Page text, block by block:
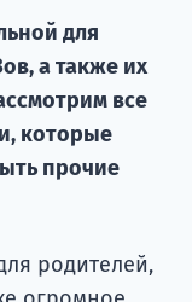
для
а также их
все
которые
прочие
родителей,